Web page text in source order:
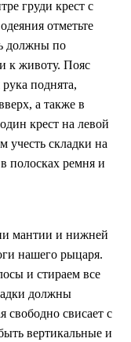
груди крест с
отметьте
должны по
к животу. Пояс
поднята,
а также в
крест на левой
учесть складки на
полосках ремня и
мантии и нижней
нашего рыцаря.
и стираем все
должны
свободно свисает с
вертикальные и